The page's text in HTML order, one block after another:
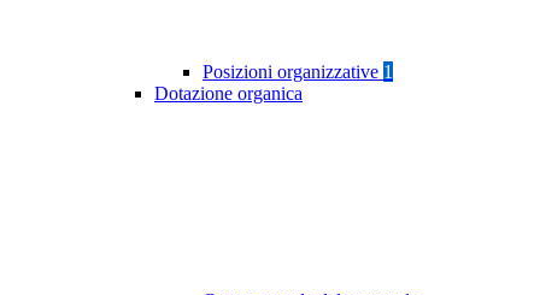
Posizioni organizzative 1
Dotazione organica